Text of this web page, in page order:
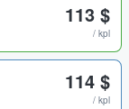
113 $
/ kpl
114 $
/ kpl